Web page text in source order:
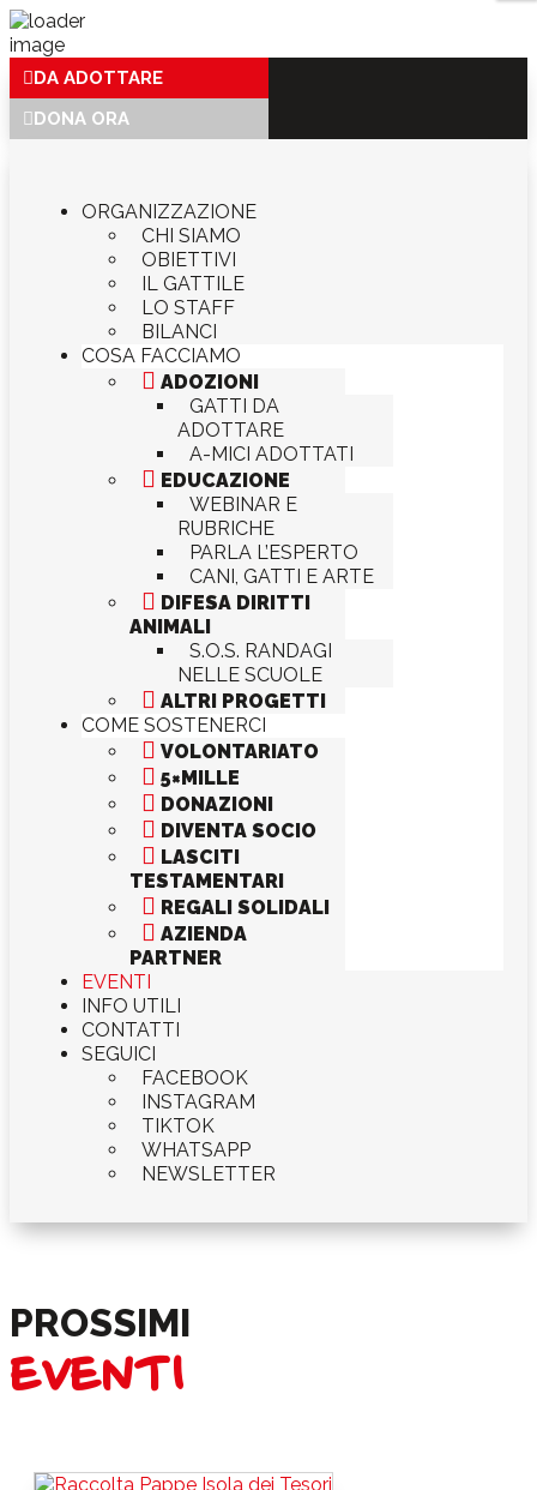
DA ADOTTARE
DONA ORA
ORGANIZZAZIONE
CHI SIAMO
OBIETTIVI
IL GATTILE
LO STAFF
BILANCI
COSA FACCIAMO
 ADOZIONI
GATTI DA
ADOTTARE
A-MICI ADOTTATI
 EDUCAZIONE
WEBINAR E
RUBRICHE
PARLA L’ESPERTO
CANI, GATTI E ARTE
 DIFESA DIRITTI
ANIMALI
S.O.S. RANDAGI
NELLE SCUOLE
 ALTRI PROGETTI
COME SOSTENERCI
 VOLONTARIATO
 5×MILLE
 DONAZIONI
 DIVENTA SOCIO
 LASCITI
TESTAMENTARI
 REGALI SOLIDALI
 AZIENDA
PARTNER
EVENTI
INFO UTILI
CONTATTI
SEGUICI
FACEBOOK
INSTAGRAM
TIKTOK
WHATSAPP
NEWSLETTER
PROSSIMI
EVENTI